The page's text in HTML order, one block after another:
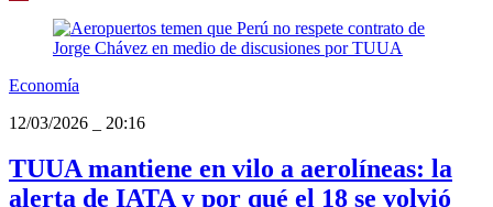
Economía
12/03/2026
20:16
TUUA mantiene en vilo a aerolíneas: la
alerta de IATA y por qué el 18 se volvió